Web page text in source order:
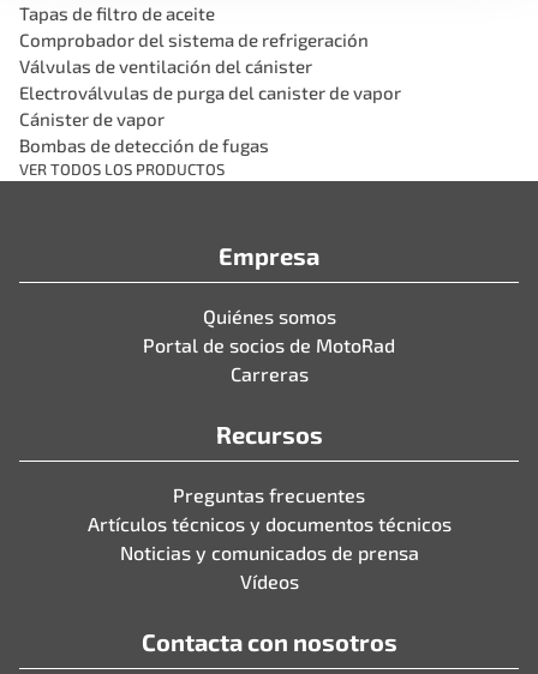
Tapas de filtro de aceite
Comprobador del sistema de refrigeración
Válvulas de ventilación del cánister
Electroválvulas de purga del canister de vapor
Cánister de vapor
Bombas de detección de fugas
VER TODOS LOS PRODUCTOS
Empresa
Quiénes somos
Portal de socios de MotoRad
Carreras
Recursos
Preguntas frecuentes
Artículos técnicos y documentos técnicos
Noticias y comunicados de prensa
Vídeos
Contacta con nosotros